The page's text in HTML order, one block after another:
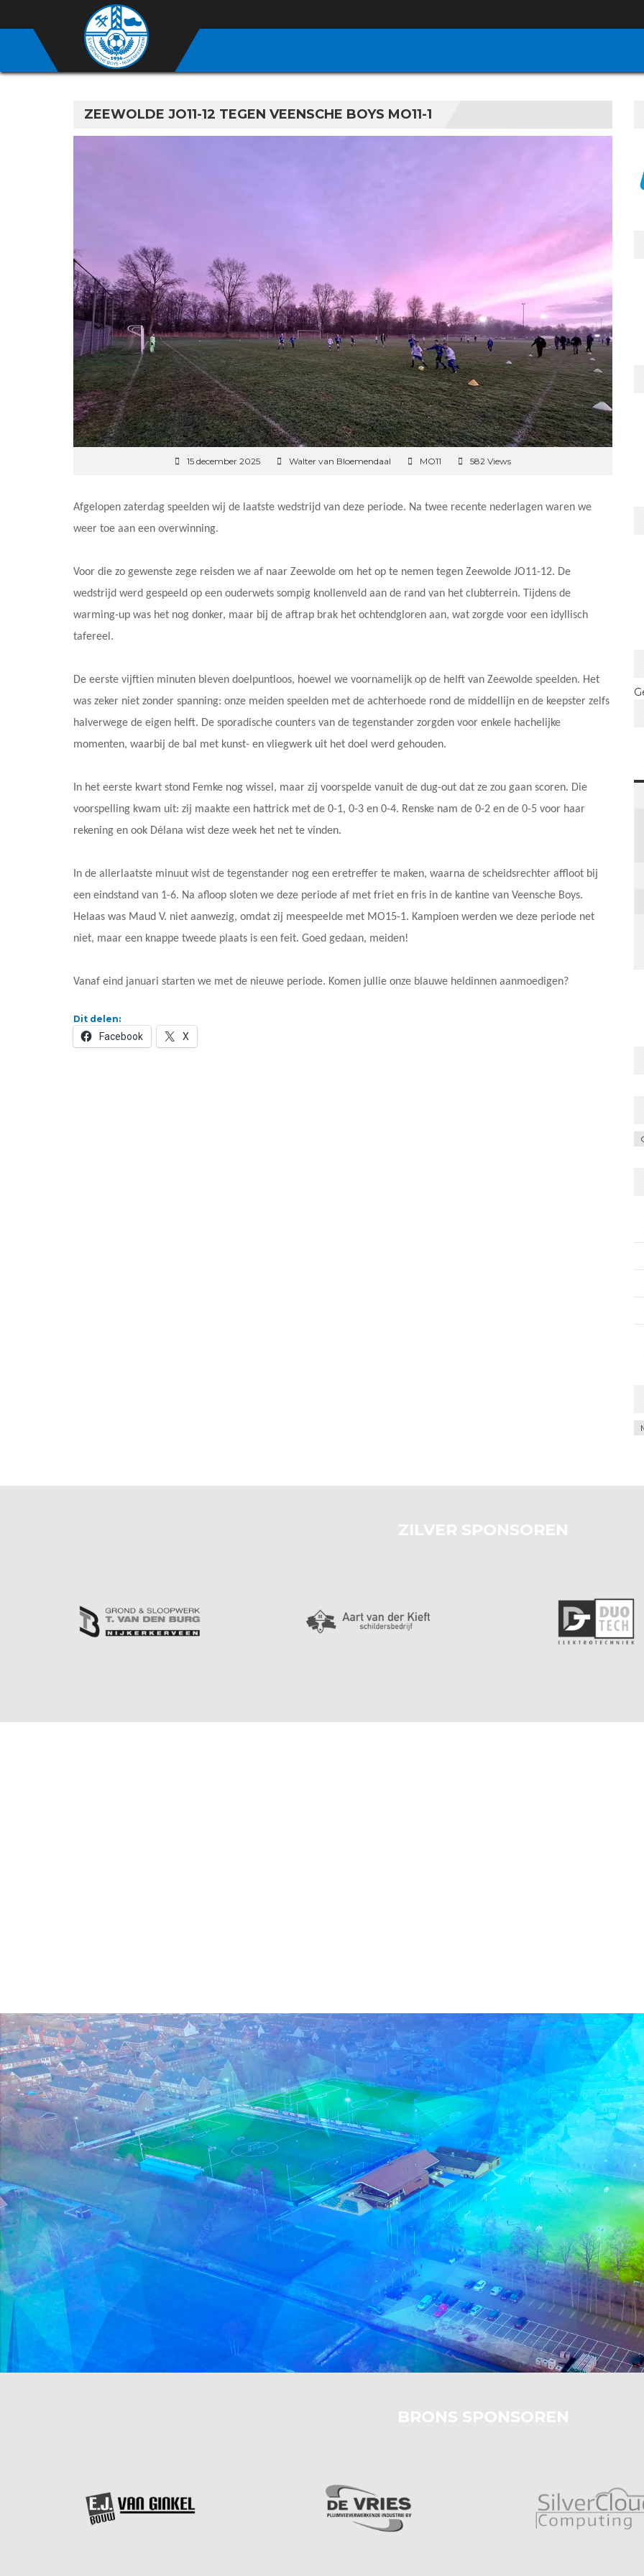
ZEEWOLDE JO11-12 TEGEN VEENSCHE BOYS MO11-1
15 december 2025 Walter van Bloemendaal MO11 582 Views
Afgelopen zaterdag speelden wij de laatste wedstrijd van deze periode. Na twee recente nederlagen waren we
weer toe aan een overwinning.
Voor die zo gewenste zege reisden we af naar Zeewolde om het op te nemen tegen Zeewolde JO11-12. De
wedstrijd werd gespeeld op een ouderwets sompig knollenveld aan de rand van het clubterrein. Tijdens de
warming-up was het nog donker, maar bij de aftrap brak het ochtendgloren aan, wat zorgde voor een idyllisch
tafereel.
De eerste vijftien minuten bleven doelpuntloos, hoewel we voornamelijk op de helft van Zeewolde speelden. Het
was zeker niet zonder spanning: onze meiden speelden met de achterhoede rond de middellijn en de keepster zelfs
halverwege de eigen helft. De sporadische counters van de tegenstander zorgden voor enkele hachelijke
momenten, waarbij de bal met kunst- en vliegwerk uit het doel werd gehouden.
In het eerste kwart stond Femke nog wissel, maar zij voorspelde vanuit de dug-out dat ze zou gaan scoren. Die
voorspelling kwam uit: zij maakte een hattrick met de 0-1, 0-3 en 0-4. Renske nam de 0-2 en de 0-5 voor haar
rekening en ook Délana wist deze week het net te vinden.
In de allerlaatste minuut wist de tegenstander nog een eretreffer te maken, waarna de scheidsrechter affloot bij
een eindstand van 1-6. Na afloop sloten we deze periode af met friet en fris in de kantine van Veensche Boys.
Helaas was Maud V. niet aanwezig, omdat zij meespeelde met MO15-1. Kampioen werden we deze periode net
niet, maar een knappe tweede plaats is een feit. Goed gedaan, meiden!
Vanaf eind januari starten we met de nieuwe periode. Komen jullie onze blauwe heldinnen aanmoedigen?
Dit delen:
Facebook X
ZILVER SPONSOREN
BRONS SPONSOREN